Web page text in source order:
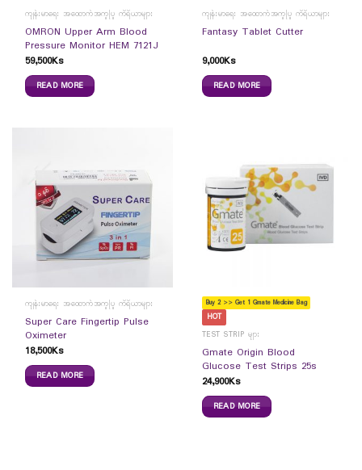
ကျန်းမာရေး အထောက်အကူပြု ကိရိယာများ
OMRON Upper Arm Blood
Pressure Monitor HEM 7121J
59,500Ks
READ MORE
ကျန်းမာရေး အထောက်အကူပြု ကိရိယာများ
Fantasy Tablet Cutter
9,000Ks
READ MORE
ကျန်းမာရေး အထောက်အကူပြု ကိရိယာများ
Super Care Fingertip Pulse
Oximeter
18,500Ks
READ MORE
Buy 2 >> Get 1 Gmate Medicine Bag
HOT
TEST STRIP များ
Gmate Origin Blood
Glucose Test Strips 25s
24,900Ks
READ MORE